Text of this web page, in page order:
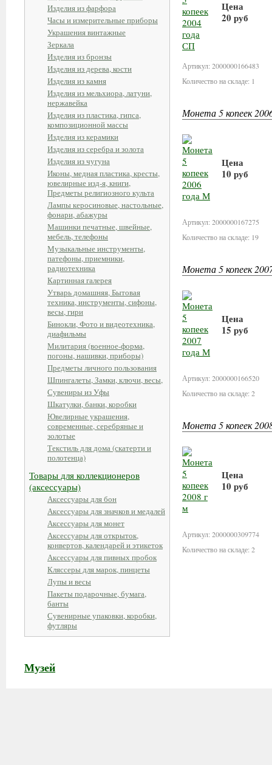
Изделия из фарфора
Часы и измерительные приборы
Украшения винтажные
Зеркала
Изделия из бронзы
Изделия из дерева, кости
Изделия из камня
Изделия из мельхиора, латуни,
нержавейка
Изделия из пластика, гипса,
композиционной массы
Изделия из керамики
Изделия из серебра и золота
Изделия из чугуна
Иконы, медная пластика, кресты,
ювелирные изд-я, книги,
Предметы религиозного культа
Лампы керосиновые, настольные,
фонари, абажуры
Машинки печатные, швейные,
мебель, телефоны
Музыкальные инструменты,
патефоны, приемники,
радиотехника
Картинная галерея
Утварь домашняя, Бытовая
техника, инструменты, сифоны,
весы, гири
Бинокли, Фото и видеотехника,
диафильмы
Милитария (военное-форма,
погоны, нашивки, приборы)
Предметы личного пользования
Шпингалеты, Замки, ключи, весы,
Сувениры из Уфы
Шкатулки, банки, коробки
Ювелирные украшения,
современные, серебряные и
золотые
Текстиль для дома (скатерти и
полотенца)
Товары для коллекционеров
(аксессуары)
Аксессуары для бон
Аксессуары для значков и медалей
Аксессуары для монет
Аксессуары для открыток,
конвертов, календарей и этикеток
Аксессуары для пивных пробок
Кляссеры для марок, пинцеты
Лупы и весы
Пакеты подарочные, бумага,
банты
Сувенирные упаковки, коробки,
футляры
Музей
Цена
20 руб
Артикул: 2000000166483
Количество на складе: 1
Монета 5 копеек
Цена
10 руб
Артикул: 2000000167275
Количество на складе: 19
Монета 5 копеек
Цена
15 руб
Артикул: 2000000166520
Количество на складе: 2
Монета 5 копеек
Цена
10 руб
Артикул: 2000000309774
Количество на складе: 2